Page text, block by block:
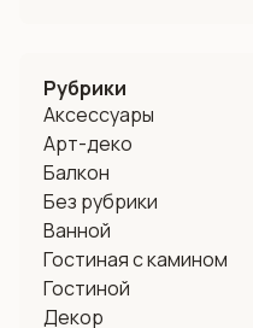
Рубрики
Аксессуары
Арт-деко
Балкон
Без рубрики
Ванной
Гостиная с камином
Гостиной
Декор